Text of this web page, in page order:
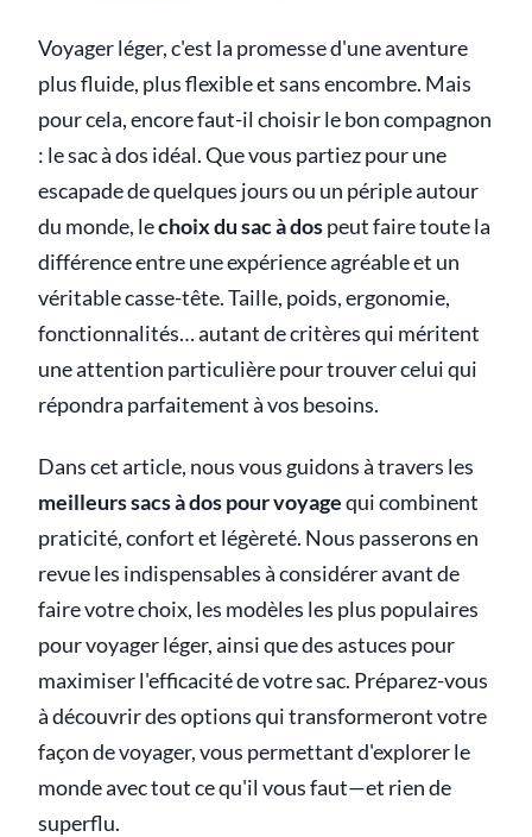
Voyager léger, c'est la promesse d'une aventure
plus fluide, plus flexible et sans encombre. Mais
pour cela, encore faut-il choisir le bon compagnon
: le sac à dos idéal. Que vous partiez pour une
escapade de quelques jours ou un périple autour
du monde, lechoix du sac à dospeut faire toute la
différence entre une expérience agréable et un
véritable casse-tête. Taille, poids, ergonomie,
fonctionnalités… autant de critères qui méritent
une attention particulière pour trouver celui qui
répondra parfaitement à vos besoins.
Dans cet article, nous vous guidons à travers les
meilleurs sacs à dos pour voyagequi combinent
praticité, confort et légèreté. Nous passerons en
revue les indispensables à considérer avant de
faire votre choix, les modèles les plus populaires
pour voyager léger, ainsi que des astuces pour
maximiser l'efficacité de votre sac. Préparez-vous
à découvrir des options qui transformeront votre
façon de voyager, vous permettant d'explorer le
monde avec tout ce qu'il vous faut—et rien de
superflu.